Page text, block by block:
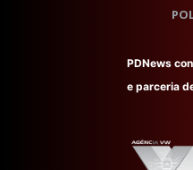
PDNews
e parceria